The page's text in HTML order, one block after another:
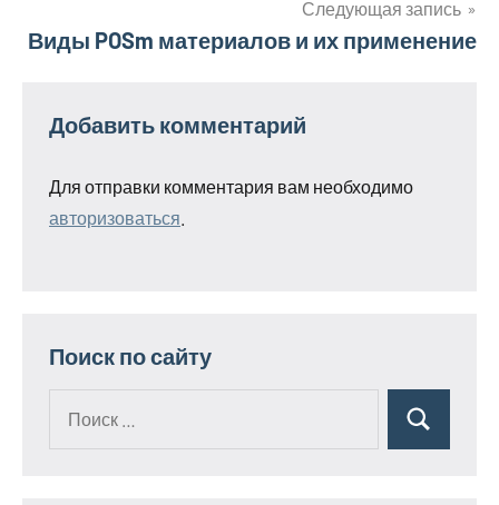
Следующая запись
Виды POSm материалов и их применение
Добавить комментарий
Для отправки комментария вам необходимо
авторизоваться
Поиск по сайту
Поиск